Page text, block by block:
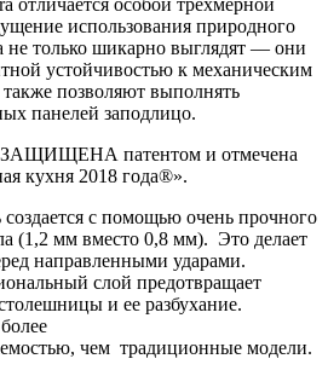
использования природного
только шикарно выглядят — они
устойчивостью к механическим
позволяют выполнять
панелей заподлицо.
патентом и отмечена
кухня 2018 года®».
с помощью очень прочного
(1,2 мм вместо 0,8 мм). Это делает
направленными ударами.
слой предотвращает
и ее разбухание.
чем традиционные модели.